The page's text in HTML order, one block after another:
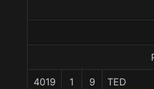
4019 1 9 TED